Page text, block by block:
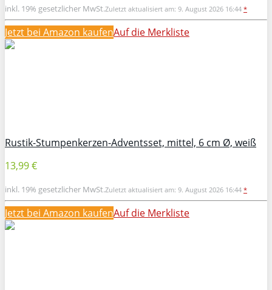
inkl. 19% gesetzlicher MwSt.Zuletzt aktualisiert am: 9. August 2026 16:44 *
Jetzt bei Amazon kaufenAuf die Merkliste
Rustik-Stumpenkerzen-Adventsset, mittel, 6 cm Ø, weiß
13,99 €
inkl. 19% gesetzlicher MwSt.Zuletzt aktualisiert am: 9. August 2026 16:44 *
Jetzt bei Amazon kaufenAuf die Merkliste